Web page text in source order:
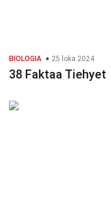
BIOLOGIA 25 loka 2024
38 Faktaa Tiehyet